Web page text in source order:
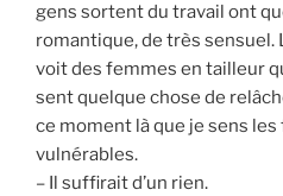
gens sortent du travail ont
romantique, de très sensuel.
voit des femmes en tailleur
sent quelque chose de
ce moment là que je sens
vulnérables.
– Il suffirait d’un rien.